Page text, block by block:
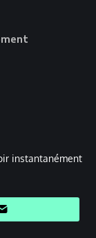
instantanément